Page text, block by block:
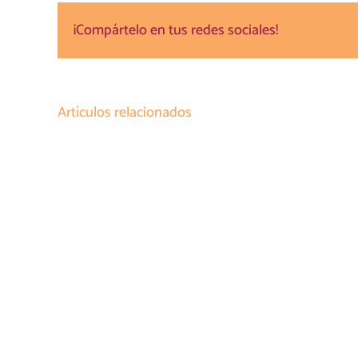
¡Compártelo en tus redes sociales!
Artículos relacionados